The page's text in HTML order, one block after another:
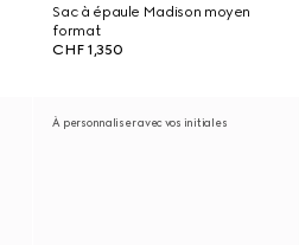
Sac à épaule Madison moyen
format
CHF 1,350
À personnaliser avec vos initiales